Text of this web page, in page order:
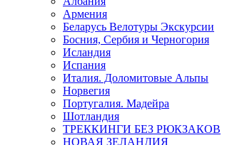
Армения
Беларусь Велотуры Экскурсии
Босния, Сербия и Черногория
Исландия
Испания
Италия. Доломитовые Альпы
Норвегия
Португалия. Мадейра
Шотландия
ТРЕККИНГИ БЕЗ РЮКЗАКОВ
НОВАЯ ЗЕЛАНДИЯ